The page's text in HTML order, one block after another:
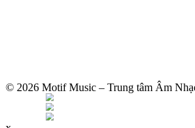
© 2026 Motif Music – Trung tâm Âm